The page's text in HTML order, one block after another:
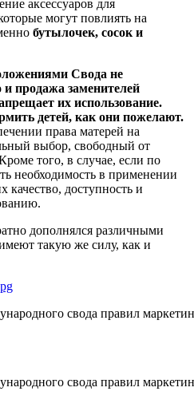
аксессуаров для
могут повлиять на
бутылочек, сосок и
Свода не
продажа заменителей
их использование.
детей, как они пожелают.
права матерей на
выбор, свободный от
того, в случае, если по
необходимость в применении
доступность и
дополнялся различными
такую же силу, как и
свода правил
свода правил